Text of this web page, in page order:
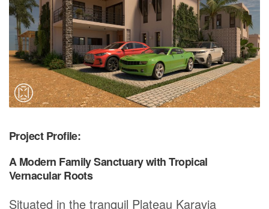
Project Profile:
A Modern Family Sanctuary with Tropical
Vernacular Roots
Situated in the tranquil Plateau Karavia